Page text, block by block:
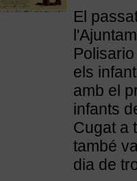
El
Polisario
els
amb el
infants
Cugat a
també
dia de